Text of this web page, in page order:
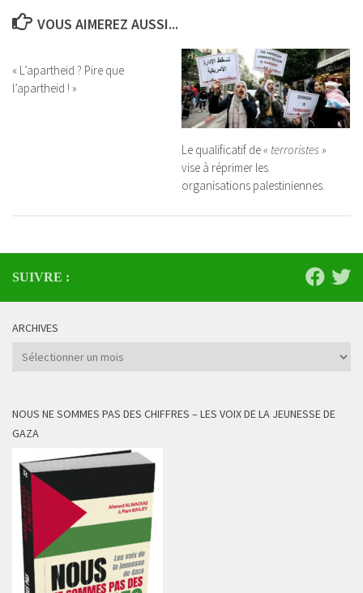
VOUS AIMEREZ AUSSI...
« L’apartheid ? Pire que
l’apartheid ! »
Le qualificatif de« terroristes »
vise à réprimer les
organisations palestiniennes.
SUIVRE :
ARCHIVES
Archives
NOUS NE SOMMES PAS DES CHIFFRES – LES VOIX DE LA JEUNESSE DE
GAZA